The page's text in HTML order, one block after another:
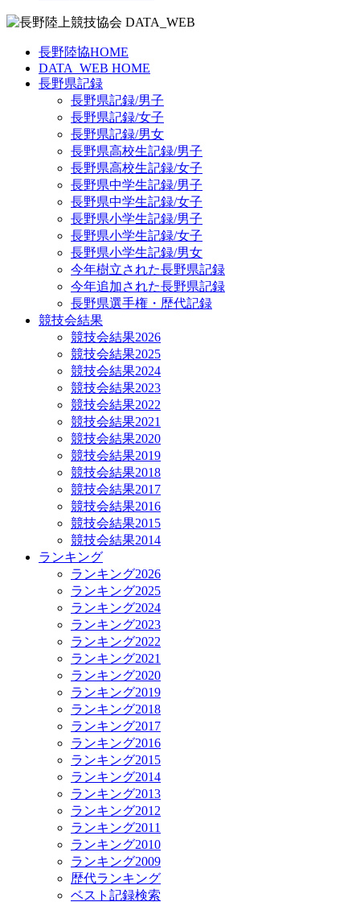
長野陸協HOME
DATA_WEB HOME
長野県記録
長野県記録/男子
長野県記録/女子
長野県記録/男女
長野県高校生記録/男子
長野県高校生記録/女子
長野県中学生記録/男子
長野県中学生記録/女子
長野県小学生記録/男子
長野県小学生記録/女子
長野県小学生記録/男女
今年樹立された長野県記録
今年追加された長野県記録
長野県選手権・歴代記録
競技会結果
競技会結果2026
競技会結果2025
競技会結果2024
競技会結果2023
競技会結果2022
競技会結果2021
競技会結果2020
競技会結果2019
競技会結果2018
競技会結果2017
競技会結果2016
競技会結果2015
競技会結果2014
ランキング
ランキング2026
ランキング2025
ランキング2024
ランキング2023
ランキング2022
ランキング2021
ランキング2020
ランキング2019
ランキング2018
ランキング2017
ランキング2016
ランキング2015
ランキング2014
ランキング2013
ランキング2012
ランキング2011
ランキング2010
ランキング2009
歴代ランキング
ベスト記録検索